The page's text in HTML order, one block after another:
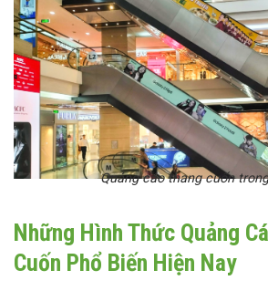
Quảng cáo thang cuốn
Những Hình Thức Quảng
Cuốn Phổ Biến Hiện Nay